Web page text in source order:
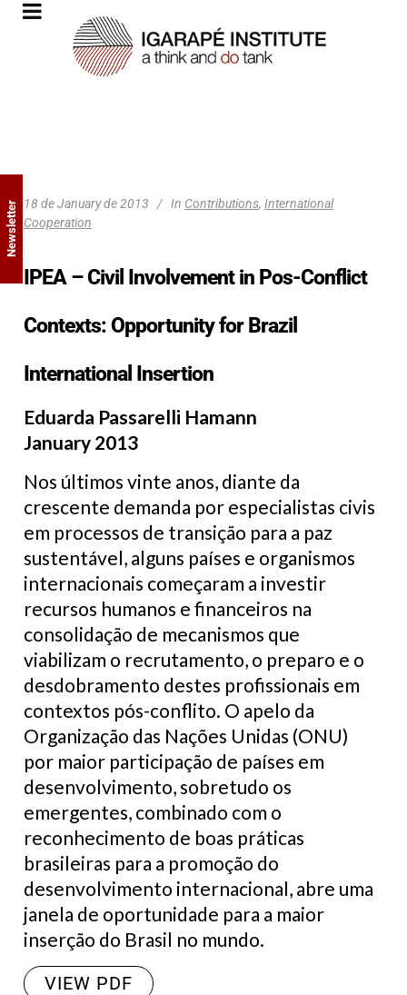
18 de January de 2013 In Contributions, International
Cooperation
IPEA – Civil Involvement in Pos-Conflict
Contexts: Opportunity for Brazil
International Insertion
Eduarda Passarelli Hamann
January 2013
Nos últimos vinte anos, diante da
crescente demanda por especialistas civis
em processos de transição para a paz
sustentável, alguns países e organismos
internacionais começaram a investir
recursos humanos e financeiros na
consolidação de mecanismos que
viabilizam o recrutamento, o preparo e o
desdobramento destes profissionais em
contextos pós-conflito. O apelo da
Organização das Nações Unidas (ONU)
por maior participação de países em
desenvolvimento, sobretudo os
emergentes, combinado com o
reconhecimento de boas práticas
brasileiras para a promoção do
desenvolvimento internacional, abre uma
janela de oportunidade para a maior
inserção do Brasil no mundo.
VIEW PDF
Newsletter